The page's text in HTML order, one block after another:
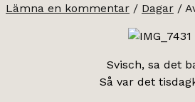
Lämna en kommentar / Dagar /
Svisch, sa det
Så var det